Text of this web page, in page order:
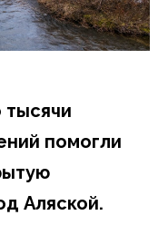
тысячи
помогли
Аляской.